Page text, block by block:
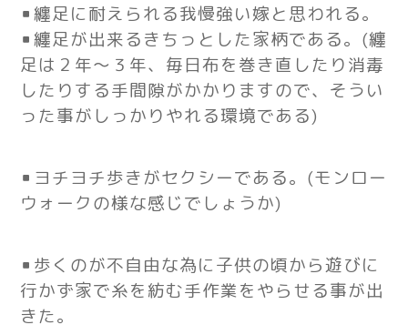
▪纏足に耐えられる我慢強い嫁と思われる。
▪纏足が出来るきちっとした家柄である。(纏
足は２年～３年、毎日布を巻き直したり消毒
したりする手間隙がかかりますので、そうい
った事がしっかりやれる環境である)
▪ヨチヨチ歩きがセクシーである。 (モンロー
ウォークの様な感じでしょうか)
▪歩くのが不自由な為に子供の頃から遊びに
行かず家で糸を紡む手作業をやらせる事が出
きた。